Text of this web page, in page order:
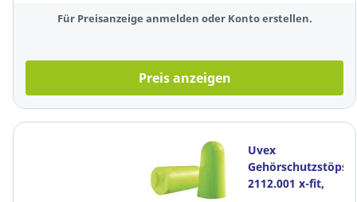
Für Preisanzeige anmelden oder Konto erstellen.
Preis anzeigen
Uvex
Gehörschutzstöpsel
2112.001 x-fit,